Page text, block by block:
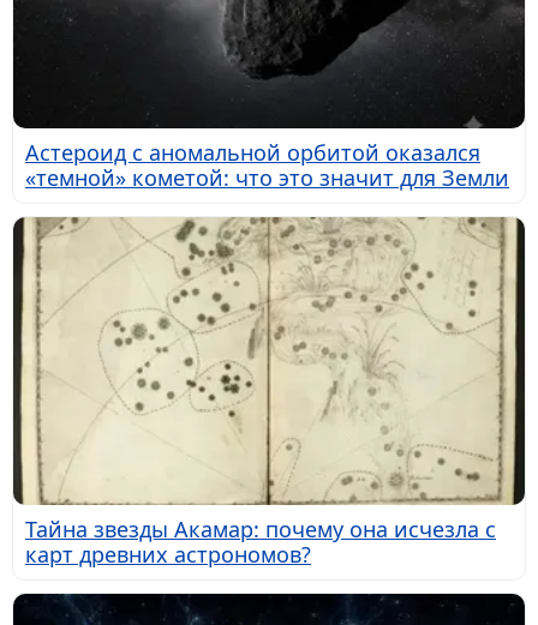
Астероид с аномальной орбитой оказался
«темной» кометой: что это значит для Земли
Тайна звезды Акамар: почему она исчезла с
карт древних астрономов?